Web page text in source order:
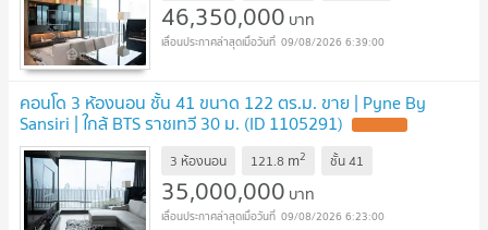
46,350,000 บาท
09/08/2026 6:39:00
คอนโด 3 ห้องนอน ชั้น 41 ขนาด 122 ตร.ม. ขาย | Pyne By
Sansiri | ใกล้ BTS ราชเทวี 30 ม. (ID 1105291)
3 ห้องนอน 121.8 m2 ชั้น41
35,000,000 บาท
09/08/2026 6:23:00